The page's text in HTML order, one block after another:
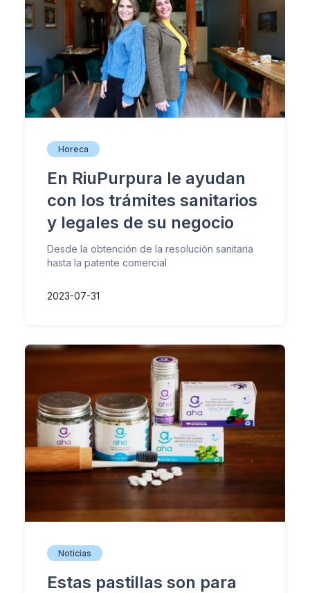
Horeca
En RiuPurpura le ayudan
con los trámites sanitarios
y legales de su negocio
Desde la obtención de la resolución sanitaria
hasta la patente comercial
2023-07-31
Noticias
Estas pastillas son para